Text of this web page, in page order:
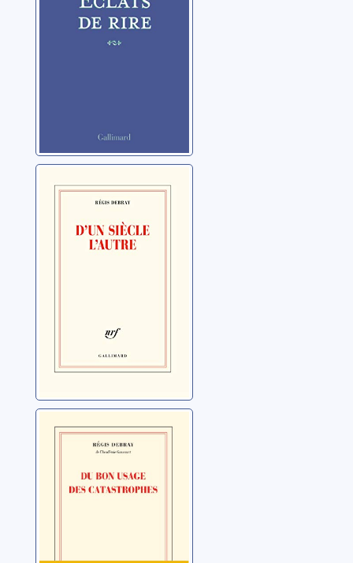
D'un siècle
Debray, Régis
Du bon usage
des catastrophes
Debray, Régis